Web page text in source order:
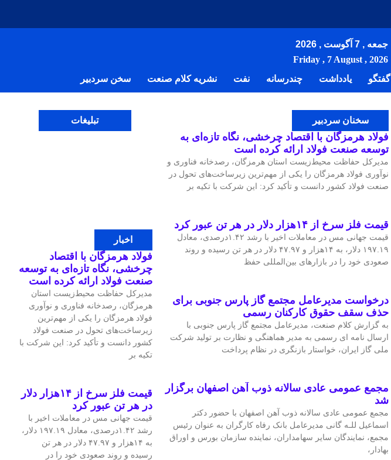
جمعه , 7 آگوست , 2026
Friday , 7 August , 2026
گفتگو یادداشت چندرسانه نفت نشریه کلام صنعت سخن سردبیر
سخنان سردبیر
فولاد هرمزگان با اقتصاد چرخشی، نگاه تازه‌ای به
توسعه صنعت فولاد ارائه کرده است
مدیرکل حفاظت محیط‌زیست استان هرمزگان، رصدخانه فناوری و
نوآوری فولاد هرمزگان را یکی از مهم‌ترین زیرساخت‌های تحول در
صنعت فولاد کشور دانست و تأکید کرد: این شرکت با تکیه بر
قیمت فلز سرخ از ۱۴هزار دلار در هر تن عبور کرد
قیمت جهانی مس در معاملات اخیر با رشد ۱.۴۲درصدی، معادل
۱۹۷.۱۹ دلار، به ۱۴هزار و ۴۷.۹۷ دلار در هر تن رسیده و روند
صعودی خود را در بازارهای بین‌المللی حفظ
درخواست مدیرعامل مجتمع گاز پارس جنوبی برای
حذف سقف حقوق کارکنان رسمی
به گزارش کلام صنعت، مدیرعامل مجتمع گاز پارس جنوبی با
ارسال نامه ای رسمی به مدیر هماهنگی و نظارت بر تولید شرکت
ملی گاز ایران، خواستار بازنگری در نظام پرداخت
مجمع عمومی عادی سالانه ذوب آهن اصفهان برگزار
شد
مجمع عمومی عادی سالانه ذوب آهن اصفهان با حضور دکتر
اسماعیل للـه گانی مدیرعامل بانک رفاه کارگران به عنوان رئیس
مجمع، نمایندگان سایر سهامداران، نماینده سازمان بورس و اوراق
بهادار،
تبلیغات
اخبار
فولاد هرمزگان با اقتصاد
چرخشی، نگاه تازه‌ای به توسعه
صنعت فولاد ارائه کرده است
مدیرکل حفاظت محیط‌زیست استان
هرمزگان، رصدخانه فناوری و نوآوری
فولاد هرمزگان را یکی از مهم‌ترین
زیرساخت‌های تحول در صنعت فولاد
کشور دانست و تأکید کرد: این شرکت با
تکیه بر
قیمت فلز سرخ از ۱۴هزار دلار
در هر تن عبور کرد
قیمت جهانی مس در معاملات اخیر با
رشد ۱.۴۲درصدی، معادل ۱۹۷.۱۹ دلار،
به ۱۴هزار و ۴۷.۹۷ دلار در هر تن
رسیده و روند صعودی خود را در